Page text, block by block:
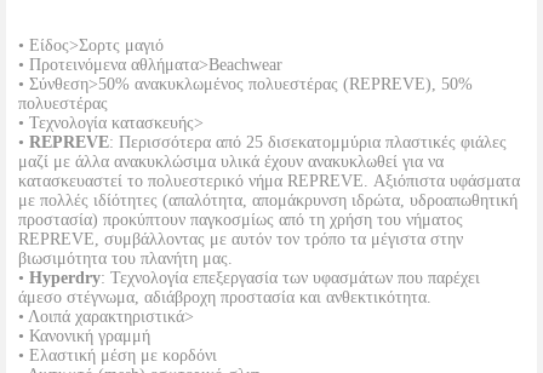
• Είδος>Σορτς μαγιό
• Προτεινόμενα αθλήματα>Beachwear
• Σύνθεση>50% ανακυκλωμένος πολυεστέρας (REPREVE), 50%
πολυεστέρας
• Τεχνολογία κατασκευής>
• REPREVE: Περισσότερα από 25 δισεκατομμύρια πλαστικές φιάλες
μαζί με άλλα ανακυκλώσιμα υλικά έχουν ανακυκλωθεί για να
κατασκευαστεί το πολυεστερικό νήμα REPREVE. Αξιόπιστα υφάσματα
με πολλές ιδίότητες (απαλότητα, απομάκρυνση ιδρώτα, υδροαπωθητική
προστασία) προκύπτουν παγκοσμίως από τη χρήση του νήματος
REPREVE, συμβάλλοντας με αυτόν τον τρόπο τα μέγιστα στην
βιωσιμότητα του πλανήτη μας.
• Hyperdry: Τεχνολογία επεξεργασία των υφασμάτων που παρέχει
άμεσο στέγνωμα, αδιάβροχη προστασία και ανθεκτικότητα.
• Λοιπά χαρακτηριστικά>
• Κανονική γραμμή
• Ελαστική μέση με κορδόνι